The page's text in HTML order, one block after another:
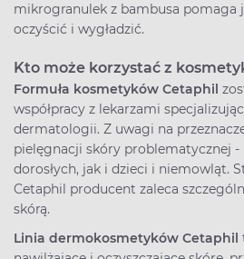
mikrogranulek z bambusa pomaga
oczyścić i wygładzić.
Kto może korzystać z
Formuła kosmetyków Cetaphil
współpracy z lekarzami
dermatologii. Z uwagi na
pielęgnacji skóry problematycznej -
dorosłych, jak i dzieci i niemowląt.
Cetaphil producent zaleca
skórą.
Linia dermokosmetyków Cetaphil